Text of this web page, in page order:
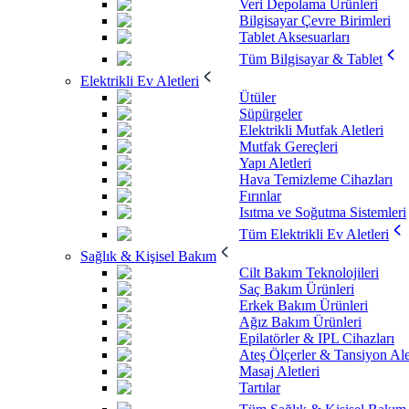
Veri Depolama Ürünleri
Bilgisayar Çevre Birimleri
Tablet Aksesuarları
Tüm Bilgisayar & Tablet
Elektrikli Ev Aletleri
Ütüler
Süpürgeler
Elektrikli Mutfak Aletleri
Mutfak Gereçleri
Yapı Aletleri
Hava Temizleme Cihazları
Fırınlar
Isıtma ve Soğutma Sistemleri
Tüm Elektrikli Ev Aletleri
Sağlık & Kişisel Bakım
Cilt Bakım Teknolojileri
Saç Bakım Ürünleri
Erkek Bakım Ürünleri
Ağız Bakım Ürünleri
Epilatörler & IPL Cihazları
Ateş Ölçerler & Tansiyon
Masaj Aletleri
Tartılar